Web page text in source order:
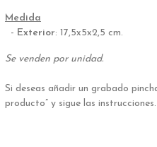
Medida
- Exterior: 17,5x5x2,5 cm.
Se venden por unidad.
Si deseas añadir un grabado
producto” y sigue las instrucciones.